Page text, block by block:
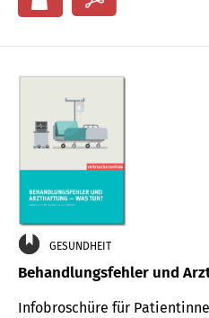
GESUNDHEIT
Behandlungsfehler und
Infobroschüre für